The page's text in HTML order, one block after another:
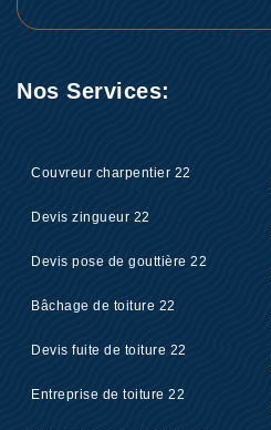
Nos Services:
Couvreur charpentier 22
Devis zingueur 22
Devis pose de gouttière 22
Bâchage de toiture 22
Devis fuite de toiture 22
Entreprise de toiture 22